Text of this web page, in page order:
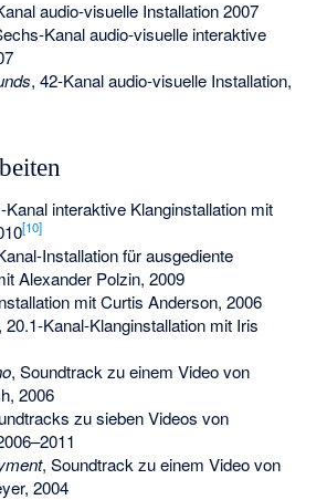
audio-visuelle Installation 2007
Kanal audio-visuelle interaktive
, 42-Kanal audio-visuelle Installation,
Kanal interaktive Klanginstallation mit
[10]
Installation für ausgediente
Alexander Polzin, 2009
mit Curtis Anderson, 2006
20.1-Kanal-Klanginstallation mit Iris
, Soundtrack zu einem Video von
2006
zu sieben Videos von
, Soundtrack zu einem Video von
2004